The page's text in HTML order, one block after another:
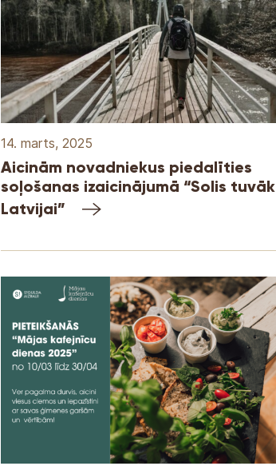
14. marts, 2025
Aicinām novadniekus piedalīties
soļošanas izaicinājumā “Solis tuvāk
Latvijai”